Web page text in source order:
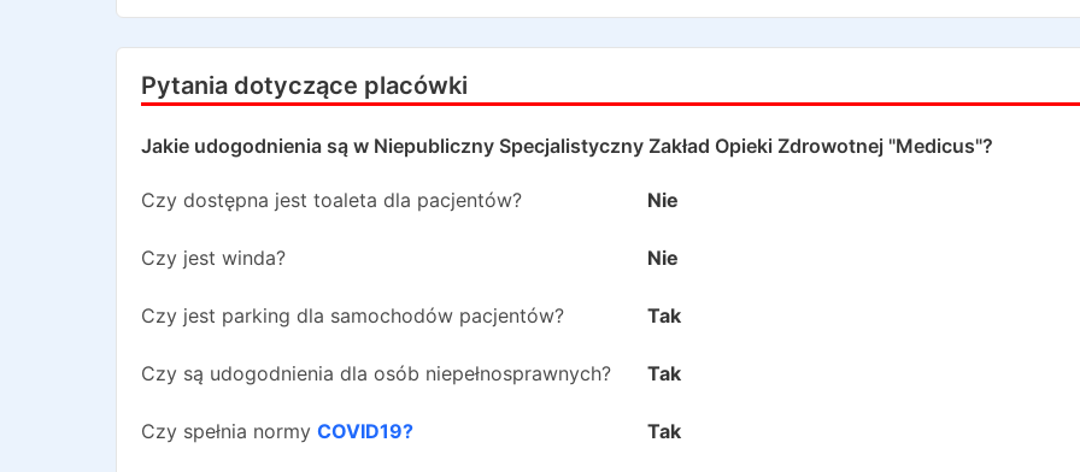
Pytania dotyczące placówki
Jakie udogodnienia są w Niepubliczny Specjalistyczny Zakład Opieki Zdrowotnej "Medicus"?
Czy dostępna jest toaleta dla pacjentów? Nie
Czy jest winda? Nie
Czy jest parking dla samochodów pacjentów? Tak
Czy są udogodnienia dla osób niepełnosprawnych? Tak
Czy spełnia normy COVID19? Tak